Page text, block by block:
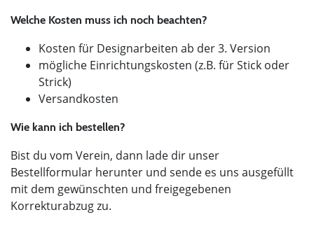
Welche Kosten muss ich noch beachten?
Kosten für Designarbeiten ab der 3. Version
mögliche Einrichtungskosten (z.B. für Stick oder
Strick)
Versandkosten
Wie kann ich bestellen?
Bist du vom Verein, dann lade dir unser
Bestellformular herunter und sende es uns ausgefüllt
mit dem gewünschten und freigegebenen
Korrekturabzug zu.